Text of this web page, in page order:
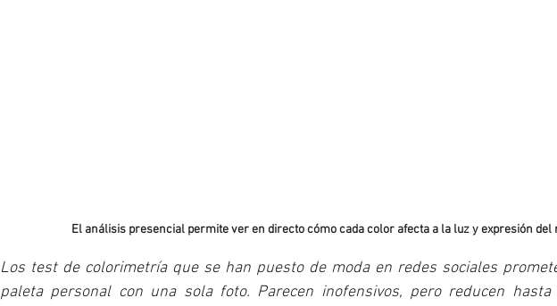
El análisis presencial permite ver en directo cómo cada color afecta a la luz y expresión del
Los test de colorimetría que se han puesto de moda en redes sociales
paleta personal con una sola foto. Parecen inofensivos, pero reducen